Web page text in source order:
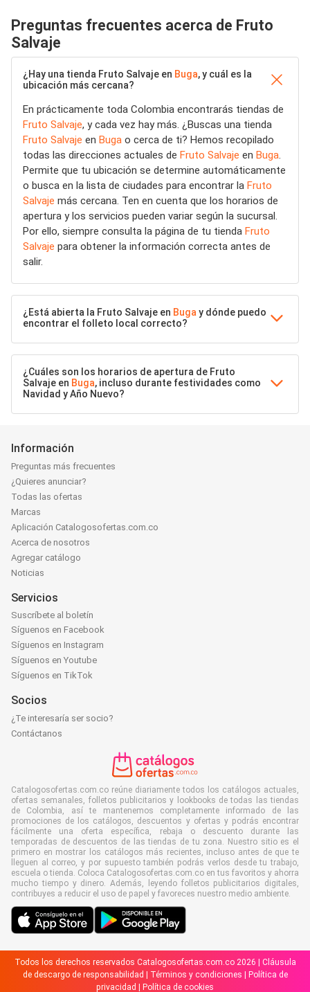
Preguntas frecuentes acerca de Fruto
Salvaje
¿Hay una tienda Fruto Salvaje en Buga, y cuál es la
ubicación más cercana?
En prácticamente toda Colombia encontrarás tiendas de
Fruto Salvaje, y cada vez hay más. ¿Buscas una tienda
Fruto Salvaje en Buga o cerca de ti? Hemos recopilado
todas las direcciones actuales de Fruto Salvaje en Buga.
Permite que tu ubicación se determine automáticamente
o busca en la lista de ciudades para encontrar la Fruto
Salvaje más cercana. Ten en cuenta que los horarios de
apertura y los servicios pueden variar según la sucursal.
Por ello, siempre consulta la página de tu tienda Fruto
Salvaje para obtener la información correcta antes de
salir.
¿Está abierta la Fruto Salvaje en Buga y dónde puedo
encontrar el folleto local correcto?
¿Cuáles son los horarios de apertura de Fruto
Salvaje en Buga, incluso durante festividades como
Navidad y Año Nuevo?
Información
Preguntas más frecuentes
¿Quieres anunciar?
Todas las ofertas
Marcas
Aplicación Catalogosofertas.com.co
Acerca de nosotros
Agregar catálogo
Noticias
Servicios
Suscríbete al boletín
Síguenos en Facebook
Síguenos en Instagram
Síguenos en Youtube
Síguenos en TikTok
Socios
¿Te interesaría ser socio?
Contáctanos
Catalogosofertas.com.co reúne diariamente todos los catálogos actuales,
ofertas semanales, folletos publicitarios y lookbooks de todas las tiendas
de Colombia, así te mantenemos completamente informado de las
promociones de los catálogos, descuentos y ofertas y podrás encontrar
fácilmente una oferta específica, rebaja o descuento durante las
temporadas de descuentos de las tiendas de tu zona. Nuestro sitio es el
primero en mostrar los catálogos más recientes, incluso antes de que te
lleguen al correo, y por supuesto también podrás verlos desde tu trabajo,
escuela o tienda. Coloca Catalogosofertas.com.co en tus favoritos y ahorra
mucho tiempo y dinero. Además, leyendo folletos publicitarios digitales,
contribuyes a reducir el uso de papel y favoreces nuestro medio ambiente.
Todos los derechos reservados Catalogosofertas.com.co 2026 | Cláusula
de descargo de responsabilidad
Términos y condiciones
Política de
privacidad
Política de cookies